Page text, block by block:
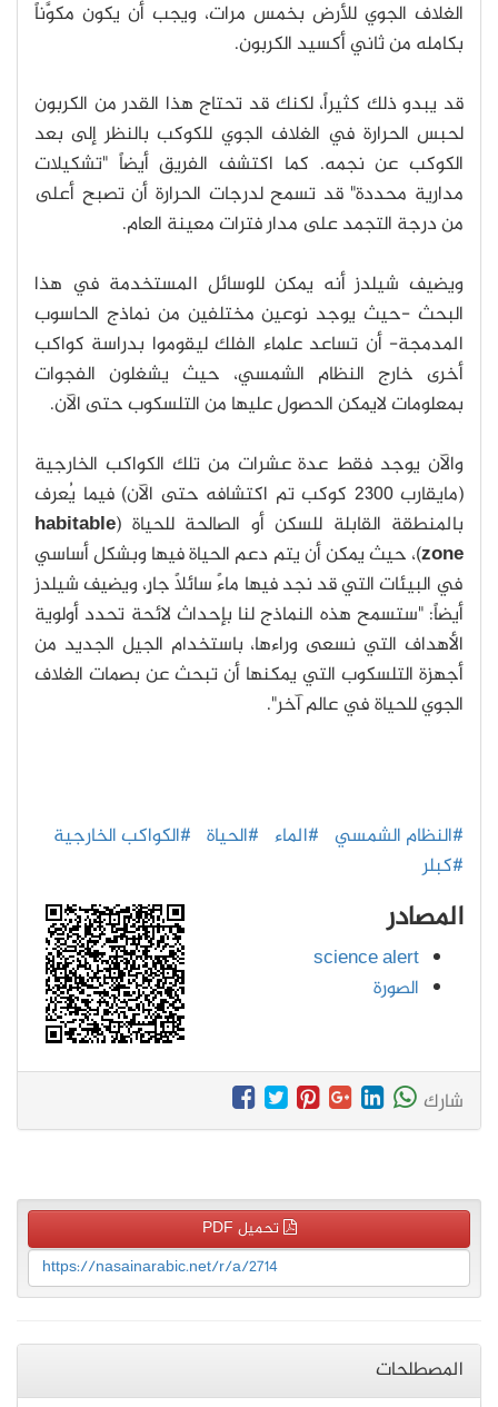
الغلاف الجوي للأرض بخمس مرات، ويجب أن يكون مكوَّناً
بكامله من ثاني أكسيد الكربون.
قد يبدو ذلك كثيراً، لكنك قد تحتاج هذا القدر من الكربون
لحبس الحرارة في الغلاف الجوي للكوكب بالنظر إلى بعد
الكوكب عن نجمه. كما اكتشف الفريق أيضاً "تشكيلات
مدارية محددة" قد تسمح لدرجات الحرارة أن تصبح أعلى
من درجة التجمد على مدار فترات معينة العام.
ويضيف شيلدز أنه يمكن للوسائل المستخدمة في هذا
البحث -حيث يوجد نوعين مختلفين من نماذج الحاسوب
المدمجة- أن تساعد علماء الفلك ليقوموا بدراسة كواكب
أخرى خارج النظام الشمسي، حيث يشغلون الفجوات
بمعلومات لايمكن الحصول عليها من التلسكوب حتى الآن.
والآن يوجد فقط عدة عشرات من تلك الكواكب الخارجية
(مايقارب 2300 كوكب تم اكتشافه حتى الآن) فيما يُعرف
بالمنطقة القابلة للسكن أو الصالحة للحياة (habitable
zone)، حيث يمكن أن يتم دعم الحياة فيها وبشكل أساسي
في البيئات التي قد نجد فيها ماءً سائلاً جارٍ، ويضيف شيلدز
أيضاً: "ستسمح هذه النماذج لنا بإحداث لائحة تحدد أولوية
الأهداف التي نسعى وراءها، باستخدام الجيل الجديد من
أجهزة التلسكوب التي يمكنها أن تبحث عن بصمات الغلاف
الجوي للحياة في عالم آخر".
#النظام الشمسي #الماء #الحياة #الكواكب الخارجية
#كبلر
المصادر
science alert
الصورة
شارك
تحميل PDF
https://nasainarabic.net/r/a/2714
المصطلحات